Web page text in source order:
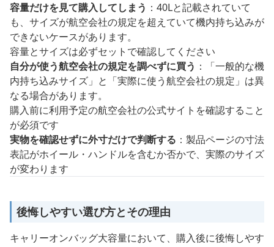
容量だけを見て購入してしまう ：40Lと記載されていて
も、サイズが航空会社の規定を超えていて機内持ち込みが
できないケースがあります。
容量とサイズは必ずセットで確認してください
自分が使う航空会社の規定を調べずに買う ：「一般的な機
内持ち込みサイズ」と「実際に使う航空会社の規定」は異
なる場合があります。
購入前に利用予定の航空会社の公式サイトを確認すること
が必須です
実物を確認せずに外寸だけで判断する ：製品ページの寸法
表記がホイール・ハンドルを含むか否かで、実際のサイズ
が変わります
後悔しやすい選び方とその理由
キャリーオンバッグ大容量において、購入後に後悔しやす